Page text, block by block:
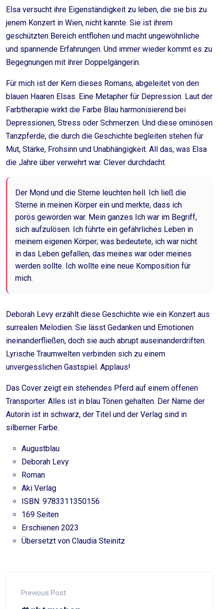
Elsa versucht ihre Eigenständigkeit zu leben, die sie bis zu
jenem Konzert in Wien, nicht kannte. Sie ist ihrem
geschützten Bereich entflohen und macht ungewöhnliche
und spannende Erfahrungen. Und immer wieder kommt es zu
Begegnungen mit ihrer Doppelgängerin.
Für mich ist der Kern dieses Romans, abgeleitet von den
blauen Haaren Elsas. Eine Metapher für Depression. Laut der
Farbtherapie wirkt die Farbe Blau harmonisierend bei
Depressionen, Stress oder Schmerzen. Und diese ominösen
Tanzpferde, die durch die Geschichte begleiten stehen für
Mut, Stärke, Frohsinn und Unabhängigkeit. All das, was Elsa
die Jahre über verwehrt war. Clever durchdacht.
Der Mond und die Sterne leuchten hell. Ich ließ die
Sterne in meinen Körper ein und merkte, dass ich
porös geworden war. Mein ganzes Ich war im Begriff,
sich aufzulösen. Ich führte ein gefährliches Leben in
meinem eigenen Körper; was bedeutete, ich war nicht
in das Leben gefallen, das meines war oder meines
werden sollte. Ich wollte eine neue Komposition für
mich.
Deborah Levy erzählt diese Geschichte wie ein Konzert aus
surrealen Melodien. Sie lässt Gedanken und Emotionen
ineinanderfließen, doch sie auch abrupt auseinanderdriften.
Lyrische Traumwelten verbinden sich zu einem
unvergesslichen Gastspiel. Applaus!
Das Cover zeigt ein stehendes Pferd auf einem offenen
Transporter. Alles ist in blau Tönen gehalten. Der Name der
Autorin ist in schwarz, der Titel und der Verlag sind in
silberner Farbe.
Augustblau
Deborah Levy
Roman
Aki Verlag
ISBN: 9783311350156
169 Seiten
Erschienen 2023
Übersetzt von Claudia Steinitz
Previous Post